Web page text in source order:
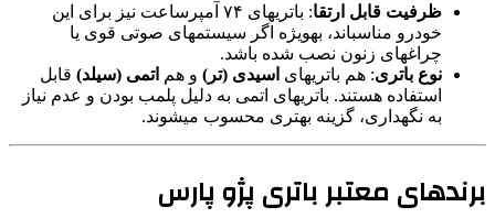
ظرفیت قابل ارتقا
: باتریهای ۷۴ آمپرساعت نیز برای این
خودرو مناسباند، بهویژه اگر سیستمهای صوتی قوی یا
چراغهای زنون نصب شده باشد.
نوع باتری: هم باتریهای اسیدی (تر) و هم اتمی (سیلد) قابل
استفاده هستند. باتریهای اتمی به دلیل پلمب بودن و عدم نیاز
به نگهداری، گزینه بهتری محسوب میشوند.
برندهای معتبر باتری پژو پارس